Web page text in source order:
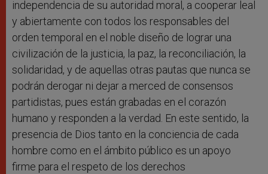
independencia de su autoridad moral, a cooperar leal
y abiertamente con todos los responsables del
orden temporal en el noble diseño de lograr una
civilización de la justicia, la paz, la reconciliación, la
solidaridad, y de aquellas otras pautas que nunca se
podrán derogar ni dejar a merced de consensos
partidistas, pues están grabadas en el corazón
humano y responden a la verdad. En este sentido, la
presencia de Dios tanto en la conciencia de cada
hombre como en el ámbito público es un apoyo
firme para el respeto de los derechos